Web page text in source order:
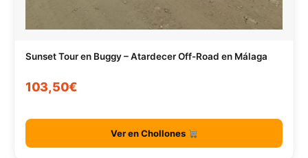
Sunset Tour en Buggy – Atardecer Off-Road en Málaga
103,50€
Ver en Chollones